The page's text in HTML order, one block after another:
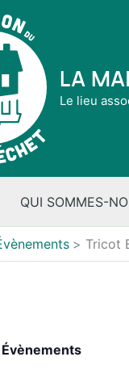
La
Le lieu
QUI SOMMES-
Tricot